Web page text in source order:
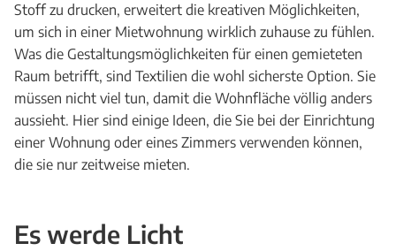
Stoff zu drucken, erweitert die kreativen Möglichkeiten,
um sich in einer Mietwohnung wirklich zuhause zu fühlen.
Was die Gestaltungsmöglichkeiten für einen gemieteten
Raum betrifft, sind Textilien die wohl sicherste Option. Sie
müssen nicht viel tun, damit die Wohnfläche völlig anders
aussieht. Hier sind einige Ideen, die Sie bei der Einrichtung
einer Wohnung oder eines Zimmers verwenden können,
die sie nur zeitweise mieten.
Es werde Licht